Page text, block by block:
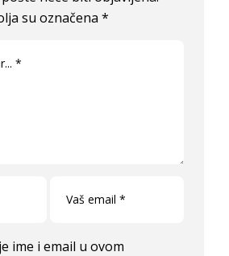
su označena*
ime i email u ovom